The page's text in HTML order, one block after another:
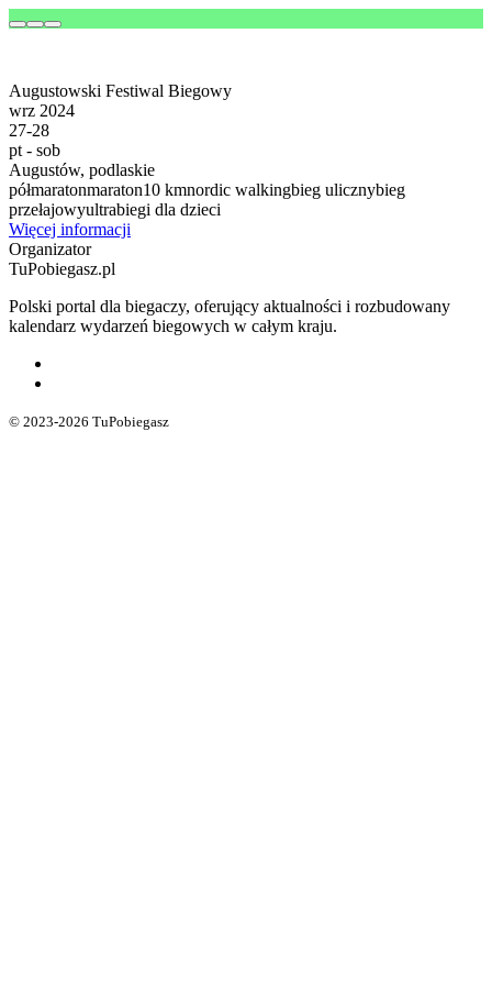
Augustowski Festiwal Biegowy
wrz 2024
27-28
pt - sob
Augustów, podlaskie
półmaratonmaraton10 kmnordic walkingbieg ulicznybieg
przełajowyultrabiegi dla dzieci
Więcej informacji
Organizator
TuPobiegasz.pl
Polski portal dla biegaczy, oferujący aktualności i rozbudowany
kalendarz wydarzeń biegowych w całym kraju.
© 2023-2026 TuPobiegasz